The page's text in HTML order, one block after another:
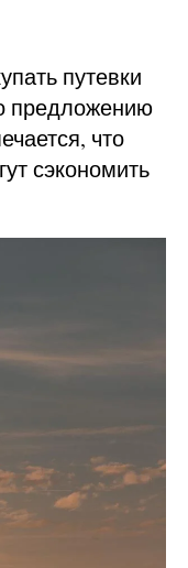
путевки
предложению
что
сэкономить